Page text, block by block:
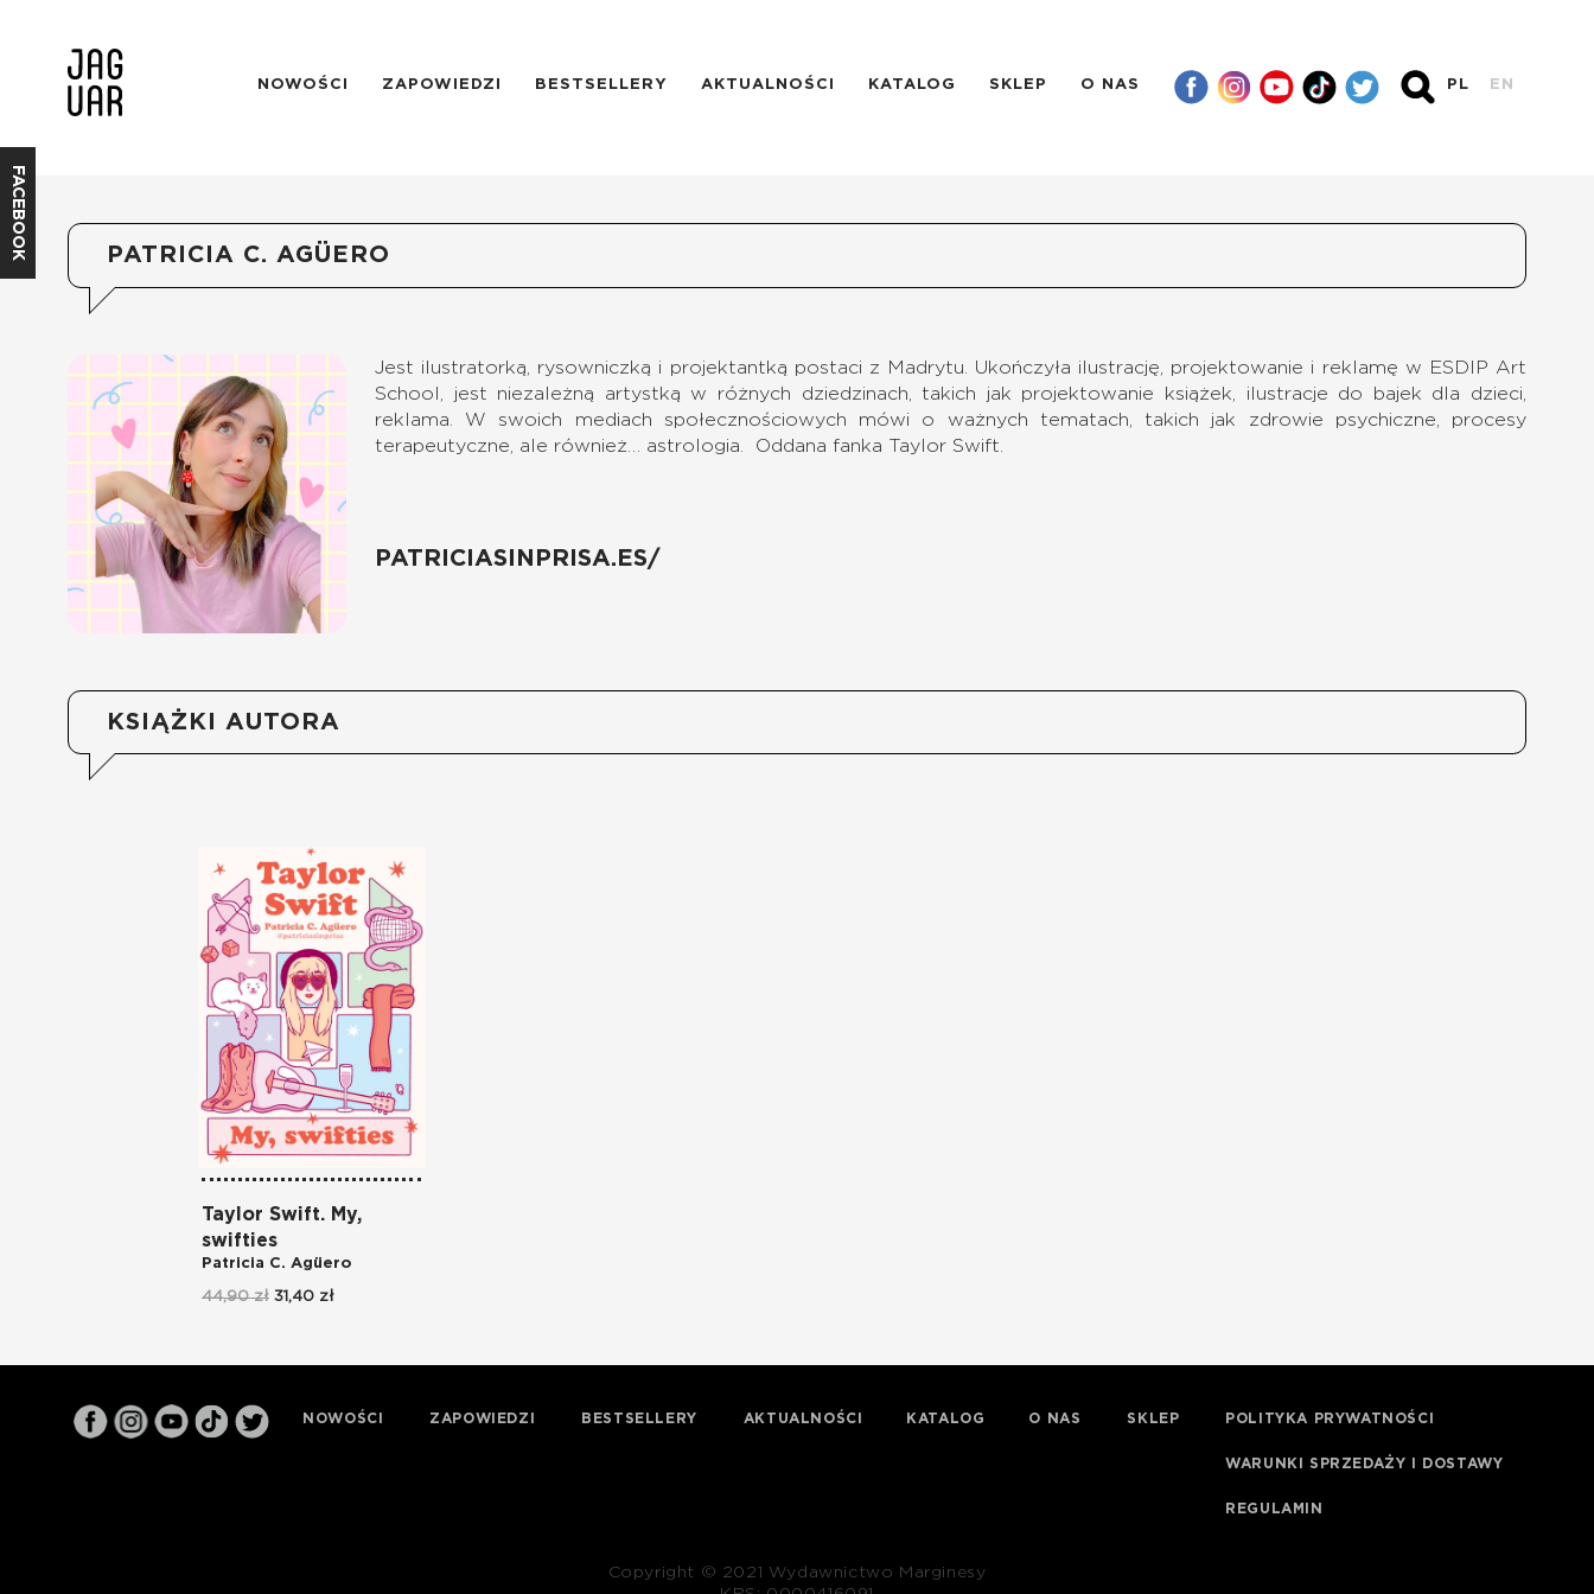
NOWOŚCI ZAPOWIEDZI BESTSELLERY AKTUALNOŚCI KATALOG SKLEP O NAS PL EN
FACEBOOK PATRICIA C. AGÜERO
Jest ilustratorką, rysowniczką i projektantką postaci z Madrytu. Ukończyła ilustrację, projektowanie i reklamę w ESDIP Art
School, jest niezależną artystką w różnych dziedzinach, takich jak projektowanie książek, ilustracje do bajek dla dzieci,
reklama. W swoich mediach społecznościowych mówi o ważnych tematach, takich jak zdrowie psychiczne, procesy
terapeutyczne, ale również… astrologia. Oddana fanka Taylor Swift.
PATRICIASINPRISA.ES/
KSIĄŻKI AUTORA
Taylor Swift. My,
swifties
Patricia C. Agüero
44,90 zł 31,40 zł
NOWOŚCI ZAPOWIEDZI BESTSELLERY AKTUALNOŚCI KATALOG O NAS SKLEP POLITYKA PRYWATNOŚCI
WARUNKI SPRZEDAŻY I DOSTAWY
REGULAMIN
Copyright © 2021 Wydawnictwo Marginesy